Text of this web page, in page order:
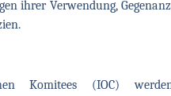
ihrer Verwendung,
Komitees (IOC)